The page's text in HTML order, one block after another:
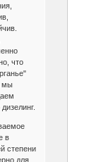
что
мы
в
степени
для